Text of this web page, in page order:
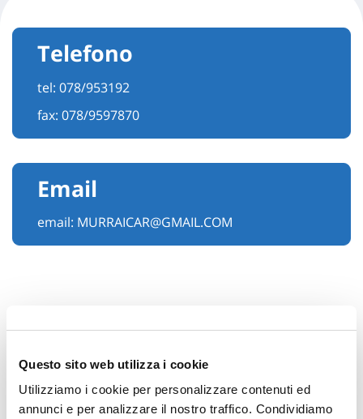
Questo sito web utilizza i cookie
Utilizziamo i cookie per personalizzare contenuti ed
annunci e per analizzare il nostro traffico. Condividiamo
Telefono
tel: 078/953192
fax: 078/9597870
Email
email: MURRAICAR@GMAIL.COM